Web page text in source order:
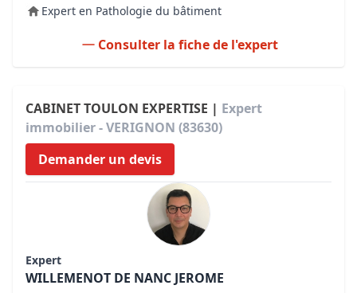
Expert en Pathologie du bâtiment
Consulter la fiche de l'expert
CABINET TOULON EXPERTISE | Expert
immobilier - VERIGNON (83630)
Demander un devis
Expert
WILLEMENOT DE NANC JEROME